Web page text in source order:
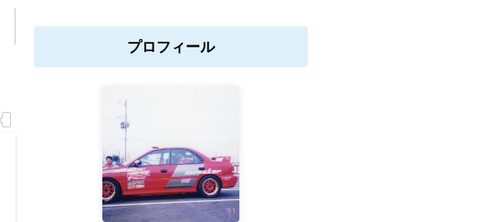
プロフィール